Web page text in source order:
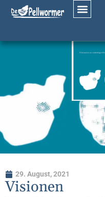
29. August, 2021
Visionen